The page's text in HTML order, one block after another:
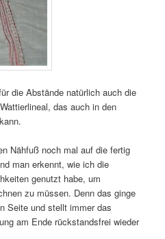
die Abstände natürlich auch die
das auch in den
Nähfuß noch mal auf die fertig
man erkennt, wie ich die
genutzt habe, um
zu müssen. Denn das ginge
Seite und stellt immer das
am Ende rückstandsfrei wieder